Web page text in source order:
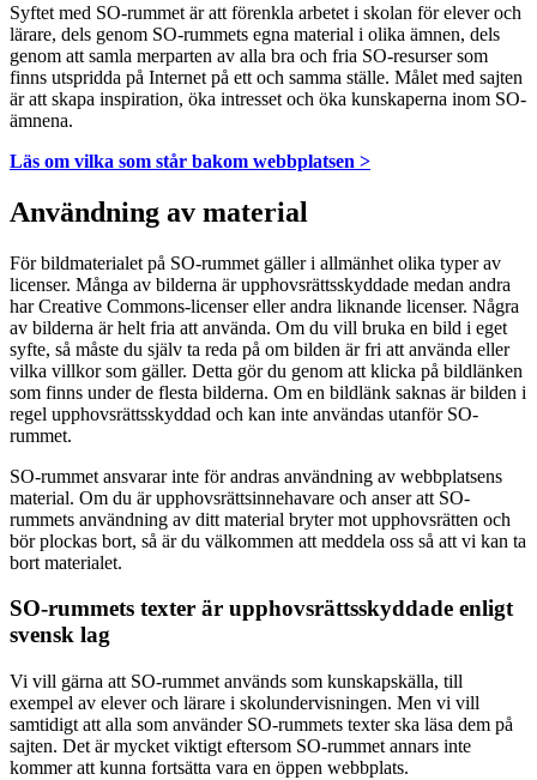
Syftet med SO-rummet är att förenkla arbetet i skolan för elever och
lärare, dels genom SO-rummets egna material i olika ämnen, dels
genom att samla merparten av alla bra och fria SO-resurser som
finns utspridda på Internet på ett och samma ställe. Målet med sajten
är att skapa inspiration, öka intresset och öka kunskaperna inom SO-
ämnena.
Läs om vilka som står bakom webbplatsen >
Användning av material
För bildmaterialet på SO-rummet gäller i allmänhet olika typer av
licenser. Många av bilderna är upphovsrättsskyddade medan andra
har Creative Commons-licenser eller andra liknande licenser. Några
av bilderna är helt fria att använda. Om du vill bruka en bild i eget
syfte, så måste du själv ta reda på om bilden är fri att använda eller
vilka villkor som gäller. Detta gör du genom att klicka på bildlänken
som finns under de flesta bilderna. Om en bildlänk saknas är bilden i
regel upphovsrättsskyddad och kan inte användas utanför SO-
rummet.
SO-rummet ansvarar inte för andras användning av webbplatsens
material. Om du är upphovsrättsinnehavare och anser att SO-
rummets användning av ditt material bryter mot upphovsrätten och
bör plockas bort, så är du välkommen att meddela oss så att vi kan ta
bort materialet.
SO-rummets texter är upphovsrättsskyddade enligt
svensk lag
Vi vill gärna att SO-rummet används som kunskapskälla, till
exempel av elever och lärare i skolundervisningen. Men vi vill
samtidigt att alla som använder SO-rummets texter ska läsa dem på
sajten. Det är mycket viktigt eftersom SO-rummet annars inte
kommer att kunna fortsätta vara en öppen webbplats.